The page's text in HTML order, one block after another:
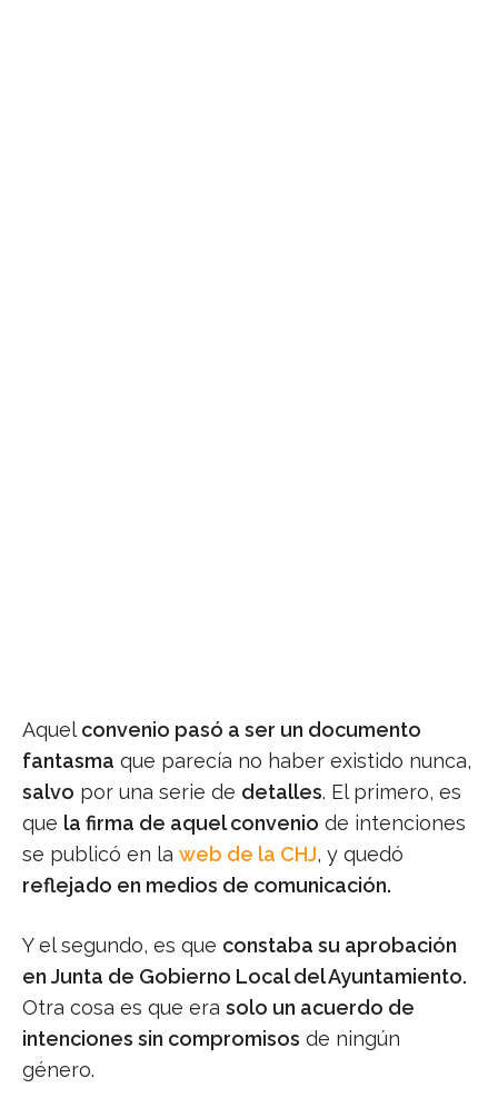
Aquelconvenio pasó a ser un documento
fantasma que parecía no haber existido nunca,
salvo por una serie de detalles. El primero, es
que la firma de aquel convenio de intenciones
se publicó en la web de la CHJ, y quedó
reflejado en medios de comunicación.
Y el segundo, es que constaba su aprobación
en Junta de Gobierno Local del Ayuntamiento.
Otra cosa es que era solo un acuerdo de
intenciones sin compromisos de ningún
género.